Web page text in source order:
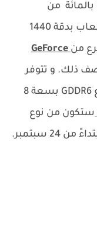
، وهو مناسب للألعاب بدقة 1440
GeForce
ذلك. و تتوفر
بطاقات الرسومات على ذاكرة من نوع GDDR6 بسعة 8
ستكون من نوع